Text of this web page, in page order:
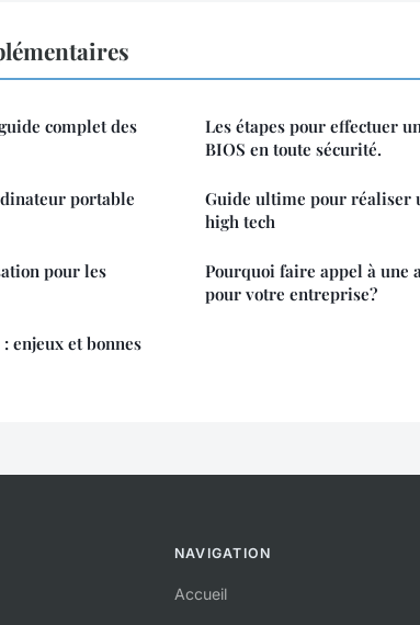
complet des
portable
pour les
enjeux et bonnes
Les étapes pour effectuer
BIOS en toute sécurité.
Guide ultime pour réaliser
high tech
Pourquoi faire appel à une
pour votre entreprise?
NAVIGATION
Accueil